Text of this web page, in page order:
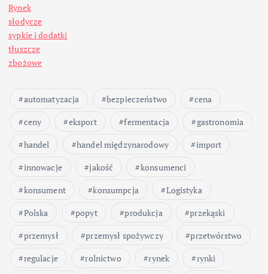
Rynek
słodycze
sypkie i dodatki
tłuszcze
zbożowe
automatyzacja bezpieczeństwo
cena
ceny
eksport fermentacja
gastronomia
handel
handel międzynarodowy
import
innowacje
jakość
konsumenci
konsument
konsumpcja
Logistyka
Polska
popyt produkcja
przekąski
przemysł
przemysł spożywczy
przetwórstwo
regulacje
rolnictwo rynek
rynki